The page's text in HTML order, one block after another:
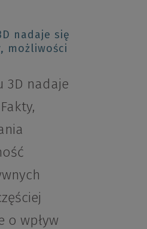
nadaje się
możliwości
3D nadaje
o wpływ